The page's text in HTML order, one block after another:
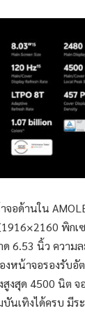
อด้านใน
พิกเ
6.53 นิ้ว ความล
หน้าจอรองรับอั
สูงสุด 4500 นิต จ
นเทิงได้ครบ มี